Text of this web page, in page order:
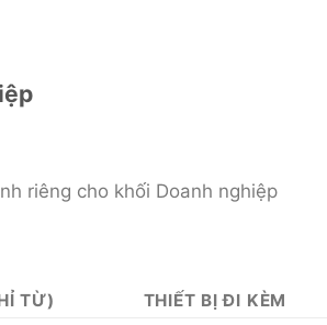
riêng cho khối Doanh nghiệp
TỪ)
THIẾT BỊ ĐI KÈM